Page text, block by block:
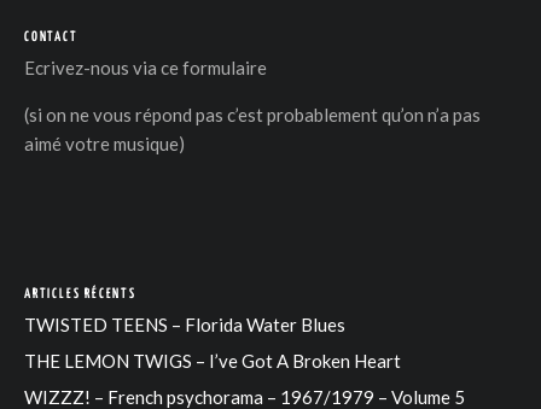
CONTACT
Ecrivez-nous via ce formulaire
(si on ne vous répond pas c’est probablement qu’on n’a pas
aimé votre musique)
ARTICLES RÉCENTS
TWISTED TEENS – Florida Water Blues
THE LEMON TWIGS – I’ve Got A Broken Heart
WIZZZ! – French psychorama – 1967/1979 – Volume 5